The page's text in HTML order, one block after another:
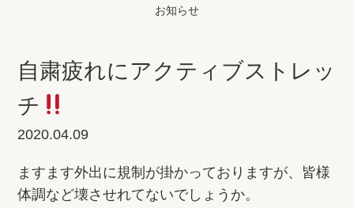
お知らせ
自粛疲れにアクティブストレッ
チ
2020.04.09
ますます外出に規制が掛かっておりますが、皆様
体調など壊させれてないでしょうか。